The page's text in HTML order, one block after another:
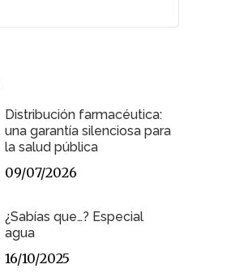
Distribución farmacéutica:
una garantía silenciosa para
la salud pública
09/07/2026
¿Sabías que…? Especial
agua
16/10/2025